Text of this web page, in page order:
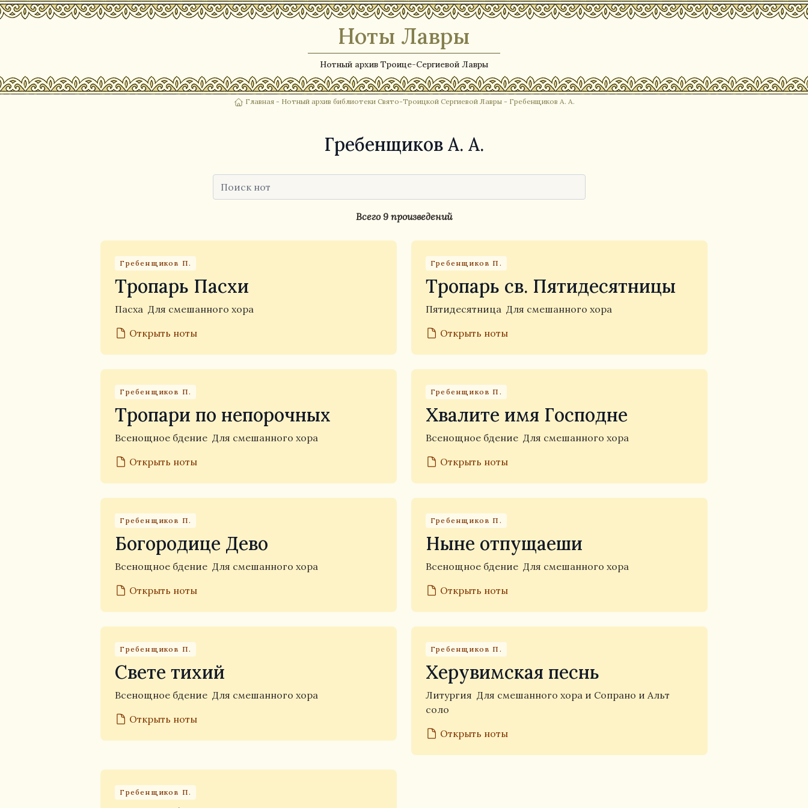
Ноты Лавры
Нотный архив Троице-Сергиевой Лавры
Главная - Нотный архив библиотеки Свято-Троицкой Сергиевой Лавры- Гребенщиков А. А.
Гребенщиков А. А.
Всего 9 произведений
Гребенщиков П.
Тропарь Пасхи
Пасха Для смешанного хора
Открыть ноты
Гребенщиков П.
Тропарь св. Пятидесятницы
Пятидесятница Для смешанного хора
Открыть ноты
Гребенщиков П.
Тропари по непорочных
Всенощное бдение Для смешанного хора
Открыть ноты
Гребенщиков П.
Хвалите имя Господне
Всенощное бдение Для смешанного хора
Открыть ноты
Гребенщиков П.
Богородице Дево
Всенощное бдение Для смешанного хора
Открыть ноты
Гребенщиков П.
Ныне отпущаеши
Всенощное бдение Для смешанного хора
Открыть ноты
Гребенщиков П.
Свете тихий
Всенощное бдение Для смешанного хора
Открыть ноты
Гребенщиков П.
Херувимская песнь
Литургия Для смешанного хора и Сопрано и Альт
соло
Открыть ноты
Гребенщиков П.